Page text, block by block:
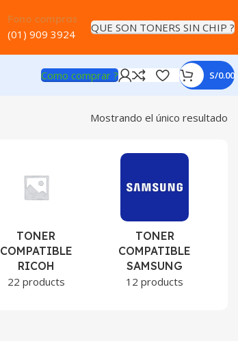
Fono compras
(01) 909 3924 QUE SON TONERS SIN CHIP ?
Como comprar ? S/0.00
Mostrando el único resultado
TONER
COMPATIBLE
RICOH
22 products
TONER
COMPATIBLE
SAMSUNG
12 products